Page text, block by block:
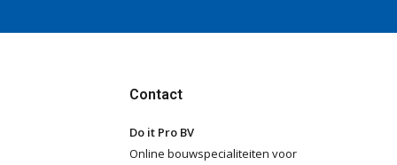
Contact
Do it Pro BV
Online bouwspecialiteiten voor